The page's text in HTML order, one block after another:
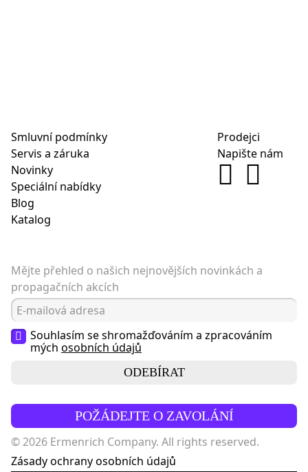
Smluvní podmínky
Servis a záruka
Novinky
Speciální nabídky
Blog
Katalog
Prodejci
Napište nám
Mějte přehled o našich nejnovějších novinkách a
propagačních akcích
Souhlasím se shromažďováním a zpracováním
mých osobních údajů
ODEBÍRAT
POŽÁDEJTE O ZAVOLÁNÍ
© 2026 Ermenrich Company. All rights reserved.
Zásady ochrany osobních údajů